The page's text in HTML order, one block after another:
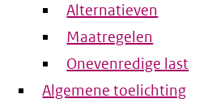
Alternatieven
Maatregelen
Onevenredige last
Algemene toelichting